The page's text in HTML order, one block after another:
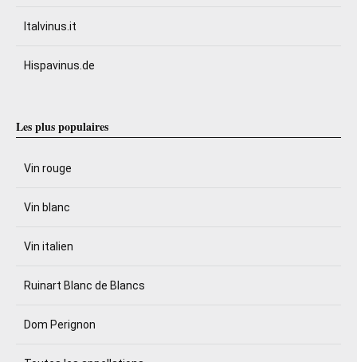
Italvinus.it
Hispavinus.de
Les plus populaires
Vin rouge
Vin blanc
Vin italien
Ruinart Blanc de Blancs
Dom Perignon